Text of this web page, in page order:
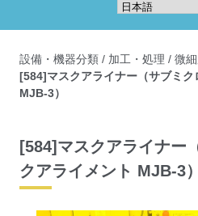
設備・機器分類 / 加工・処理 / 微
[584]マスクアライナー（サブミク
MJB-3）
[584]マスクアライナー
クアライメント MJB-3）